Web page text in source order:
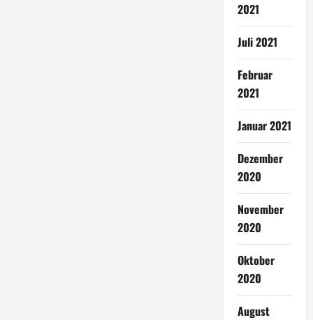
2021
Juli 2021
Februar
2021
Januar 2021
Dezember
2020
November
2020
Oktober
2020
August